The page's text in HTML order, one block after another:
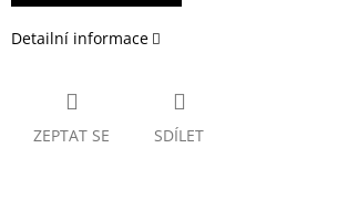
Detailní informace
ZEPTAT SE SDÍLET